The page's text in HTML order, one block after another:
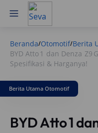
Beranda/Otomotif/Berita
BYD Atto 1 dan Denza Z9
Spesifikasi & Harganya!
Berita Utama Otomotif
BYD Atto 1